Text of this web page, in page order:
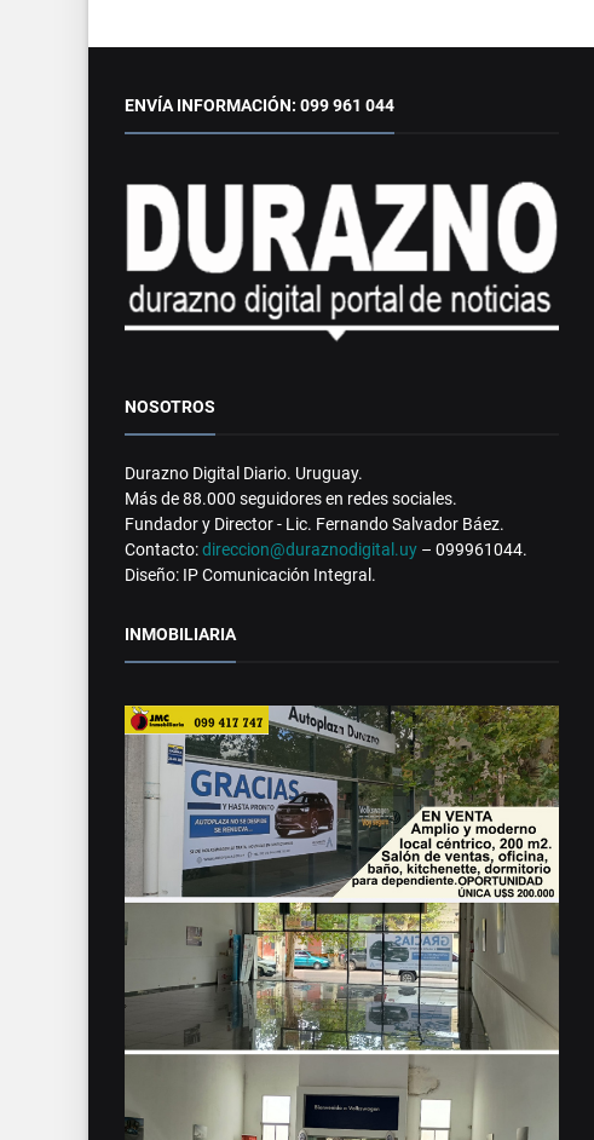
ENVÍA INFORMACIÓN: 099 961 044
NOSOTROS
Durazno Digital Diario. Uruguay.
Más de 88.000 seguidores en redes sociales.
Fundador y Director - Lic. Fernando Salvador Báez.
Contacto:direccion@duraznodigital.uy – 099961044.
Diseño: IP Comunicación Integral.
INMOBILIARIA